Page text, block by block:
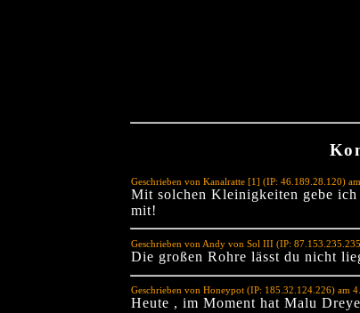
Geschrieben von Kanalratte [1] (IP: 46.189.28.120)
Mit solchen Kleinigkeiten gebe
mit!
Geschrieben von Andy von Sol III (IP:
Die großen Rohre lässt du nicht
Geschrieben von Honeypot (IP: 185.32.124.226) am
Heute , im Moment hat Malu